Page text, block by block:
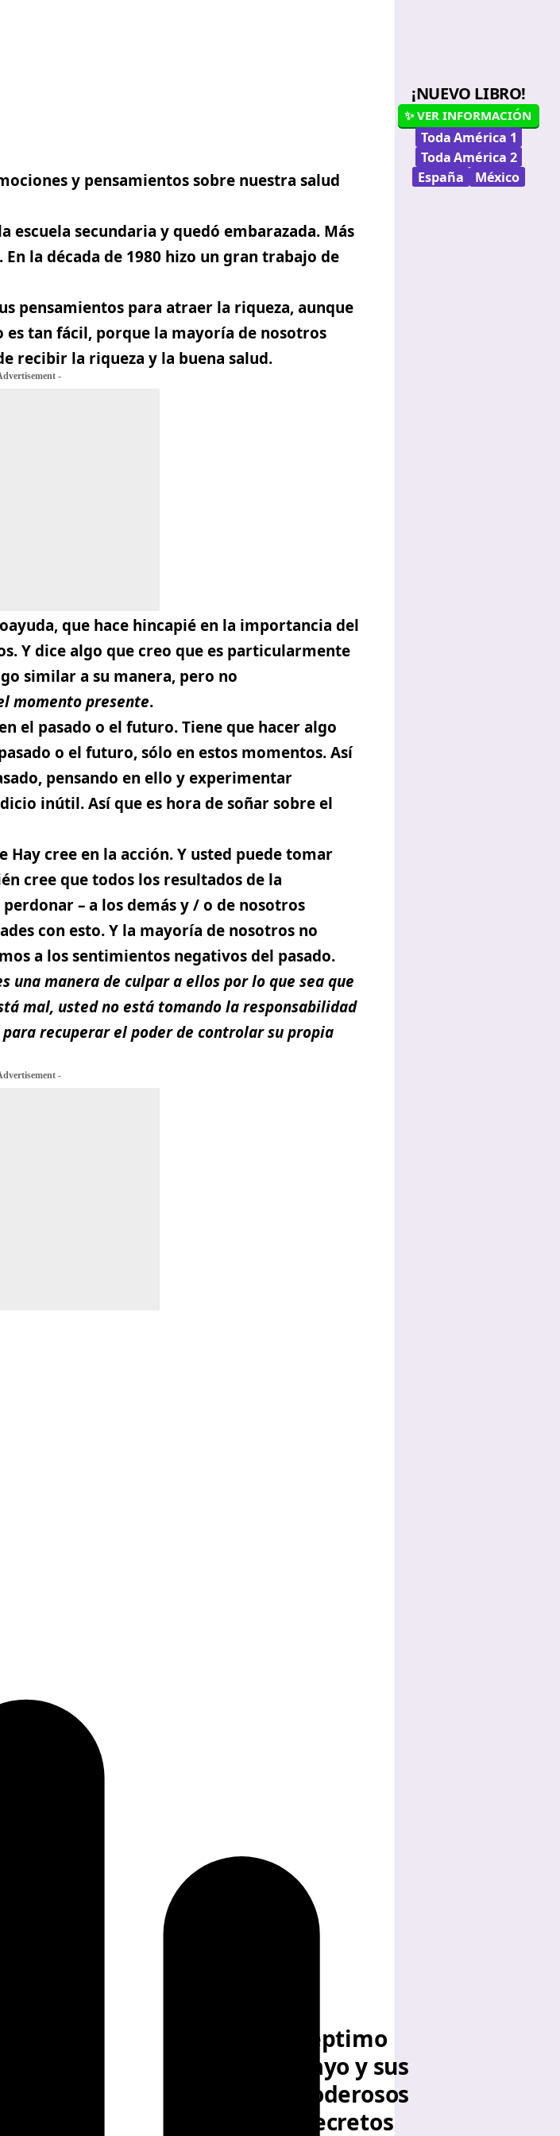
y pensamientos sobre nuestra salud
secundaria y quedó embarazada. Más
la década de 1980 hizo un gran trabajo de
pensamientos para atraer la riqueza, aunque
tan fácil, porque la mayoría de nosotros
recibir la riqueza y la buena salud.
-
que hace hincapié en la importancia del
Y dice algo que creo que es particularmente
similar a su manera, pero no
momento presente.
el pasado o el futuro. Tiene que hacer algo
o el futuro, sólo en estos momentos. Así
pensando en ello y experimentar
inútil. Así que es hora de soñar sobre el
Hay cree en la acción. Y usted puede tomar
cree quetodos los resultados de la
– a los demás y / o de nosotros
con esto. Y la mayoría de nosotros no
a los sentimientos negativos del pasado.
una manera de culpar a ellos por lo que sea que
mal, usted no está tomando la responsabilidad
recuperar el poder de controlar su propia
-
¡NUEVO LIBRO!
✨ VER INFORMACIÓN
Toda América 1
Toda América 2
España
México
Séptimo
Rayo y sus
Poderosos
Decretos